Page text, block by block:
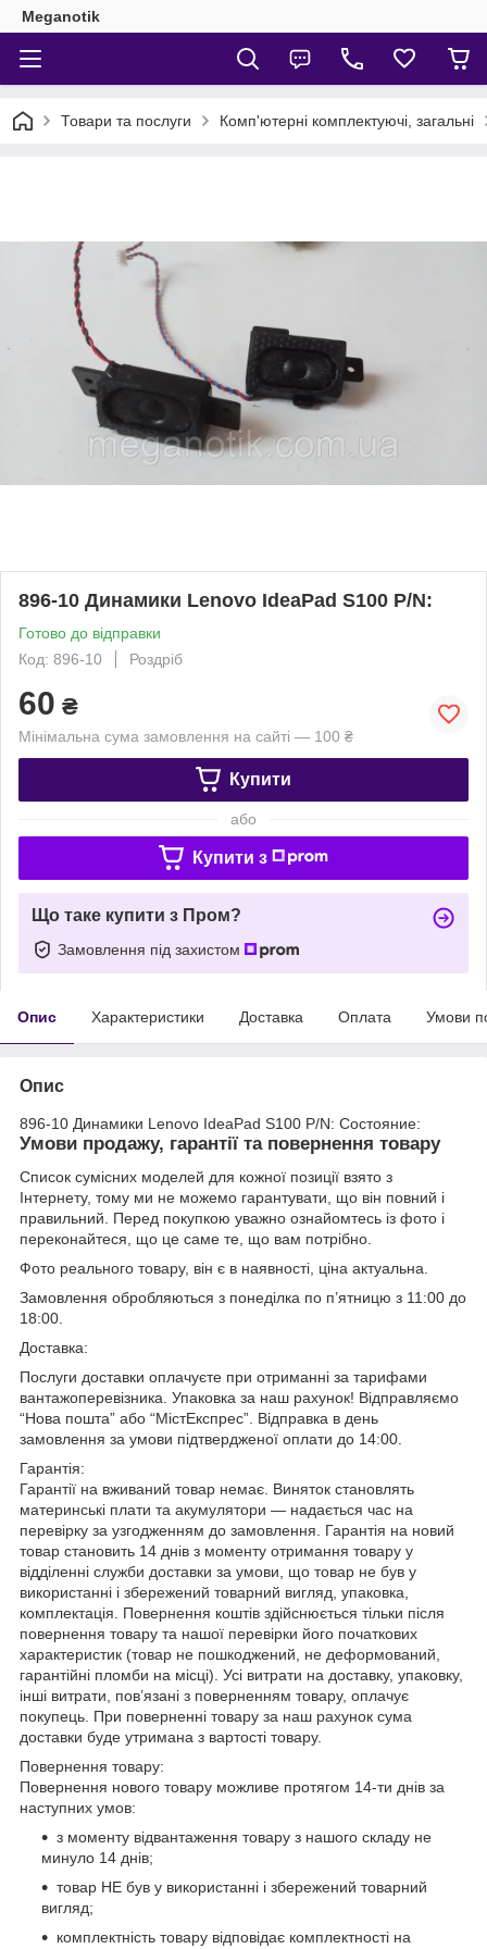
Meganotik
Товари та послуги Комп'ютерні комплектуючі, загальні
896-10 Динамики Lenovo IdeaPad S100 P/N:
Готово до відправки
Код: 896-10
Роздріб
60 ₴
Мінімальна сума замовлення на сайті — 100 ₴
Купити
або
Купити з
Що таке купити з Пром?
Замовлення під захистом
Опис Характеристики Доставка Оплата Умови
Опис
896-10 Динамики Lenovo IdeaPad S100 P/N: Состояние:
Умови продажу, гарантії та повернення товару
Список сумісних моделей для кожної позиції взято з
Інтернету, тому ми не можемо гарантувати, що він повний і
правильний. Перед покупкою уважно ознайомтесь із фото і
переконайтеся, що це саме те, що вам потрібно.
Фото реального товару, він є в наявності, ціна актуальна.
Замовлення обробляються з понеділка по п’ятницю з 11:00 до
18:00.
Доставка:
Послуги доставки оплачуєте при отриманні за тарифами
вантажоперевізника. Упаковка за наш рахунок! Відправляємо
“Нова пошта” або “МістЕкспрес”. Відправка в день
замовлення за умови підтвердженої оплати до 14:00.
Гарантія:
Гарантії на вживаний товар немає. Виняток становлять
материнські плати та акумулятори — надається час на
перевірку за узгодженням до замовлення. Гарантія на новий
товар становить 14 днів з моменту отримання товару у
відділенні служби доставки за умови, що товар не був у
використанні і збережений товарний вигляд, упаковка,
комплектація. Повернення коштів здійснюється тільки після
повернення товару та нашої перевірки його початкових
характеристик (товар не пошкоджений, не деформований,
гарантійні пломби на місці). Усі витрати на доставку, упаковку,
інші витрати, пов’язані з поверненням товару, оплачує
покупець. При поверненні товару за наш рахунок сума
доставки буде утримана з вартості товару.
Повернення товару:
Повернення нового товару можливе протягом 14-ти днів за
наступних умов:
з моменту відвантаження товару з нашого складу не
минуло 14 днів;
товар НЕ був у використанні і збережений товарний
вигляд;
комплектність товару відповідає комплектності на